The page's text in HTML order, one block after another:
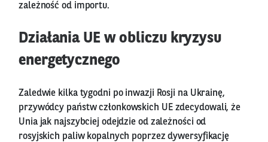
zależność od importu.
Działania UE w obliczu kryzysu
energetycznego
Zaledwie kilka tygodni po inwazji Rosji na Ukrainę,
przywódcy państw członkowskich UE zdecydowali, że
Unia jak najszybciej odejdzie od zależności od
rosyjskich paliw kopalnych poprzez dywersyfikację